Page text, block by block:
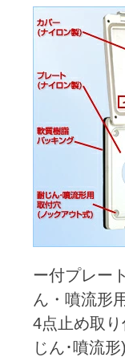
ー付プレー
ん・噴流形
4点止め取
じん･噴流